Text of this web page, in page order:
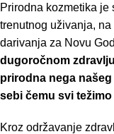
Prirodna kozmetika
trenutnog uživanja,
darivanja za Novu
dugoročnom
prirodna nega
sebi čemu svi
Kroz održavanje